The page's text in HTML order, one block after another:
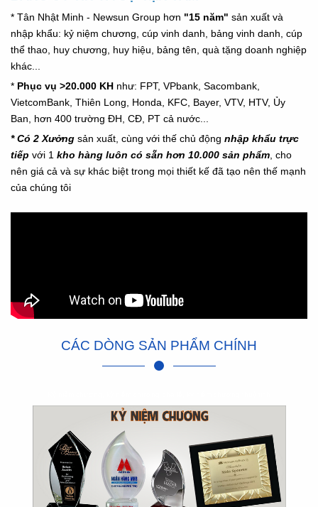
* Tân Nhật Minh - Newsun Group hơn "15 năm" sản xuất và
nhập khẩu: kỷ niệm chương, cúp vinh danh, bảng vinh danh, cúp
thể thao, huy chương, huy hiệu, bảng tên, quà tặng doanh nghiệp
khác...
* Phục vụ >20.000 KH như: FPT, VPbank, Sacombank,
VietcomBank, Thiên Long, Honda, KFC, Bayer, VTV, HTV, Ủy
Ban, hơn 400 trường ĐH, CĐ, PT cả nước...
* Có 2 Xưởng sản xuất, cùng với thế chủ động nhập khẩu trực
tiếp với 1 kho hàng luôn có sẵn hơn 10.000 sản phẩm , cho
nên giá cả và sự khác biệt trong mọi thiết kế đã tạo nên thế mạnh
của chúng tôi
CÁC DÒNG SẢN PHẨM CHÍNH